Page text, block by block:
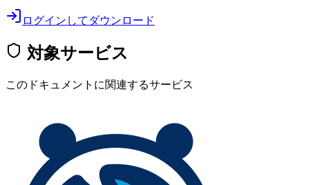
ログインしてダウンロード
対象サービス
このドキュメントに関連するサービス